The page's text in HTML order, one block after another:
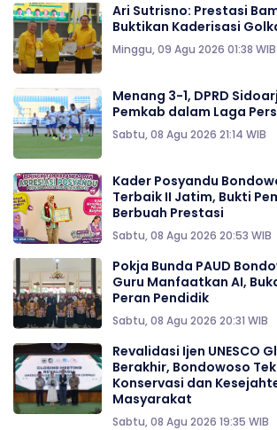
Ari Sutrisno: Prestasi
Buktikan Kaderisasi
Minggu, 09 Agu 2026 01:38 WIB
Menang 3-1, DPRD
Pemkab dalam Laga
Sabtu, 08 Agu 2026 21:14 WIB
Kader Posyandu
Terbaik II Jatim, Bukti
Berbuah Prestasi
Sabtu, 08 Agu 2026 20:53 WIB
Pokja Bunda PAUD
Guru Manfaatkan AI,
Peran Pendidik
Sabtu, 08 Agu 2026 20:31 WIB
Revalidasi Ijen UNESCO
Berakhir, Bondowoso
Konservasi dan
Masyarakat
Sabtu, 08 Agu 2026 19:35 WIB